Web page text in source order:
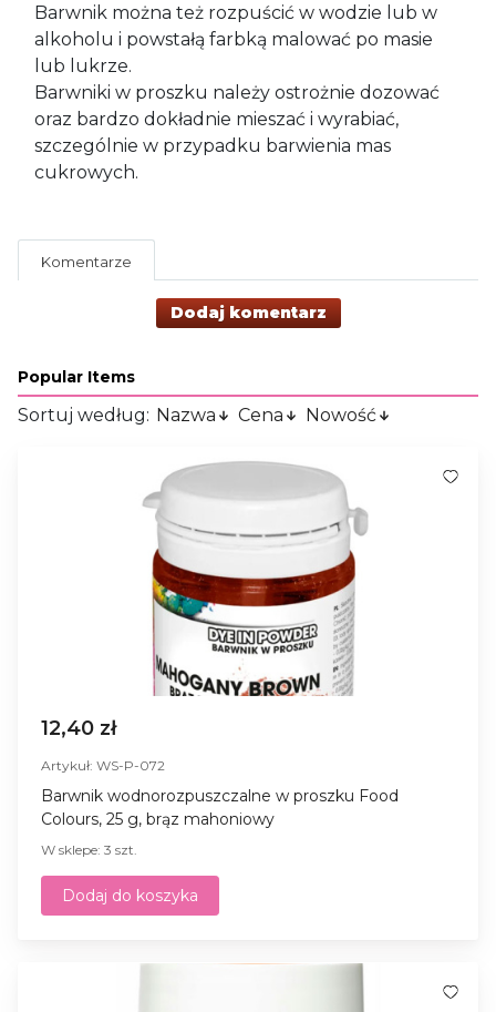
Barwnik można też rozpuścić w wodzie lub w
alkoholu i powstałą farbką malować po masie
lub lukrze.
Barwniki w proszku należy ostrożnie dozować
oraz bardzo dokładnie mieszać i wyrabiać,
szczególnie w przypadku barwienia mas
cukrowych.
Komentarze
Dodaj komentarz
Popular Items
Sortuj według: Nazwa Cena Nowość
12,40 zł
Artykuł: WS-P-072
Barwnik wodnorozpuszczalne w proszku Food
Colours, 25 g, brąz mahoniowy
W sklepe: 3 szt.
Dodaj do koszyka